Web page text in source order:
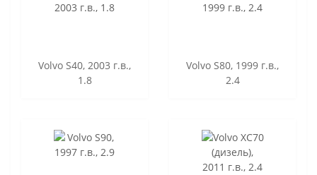
Volvo S40, 2003 г.в.,
1.8
Volvo S80, 1999 г.в.,
2.4